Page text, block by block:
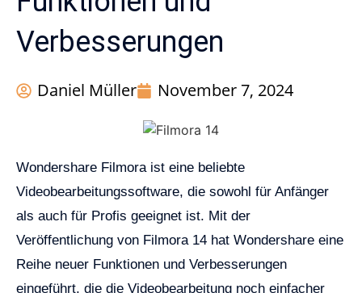
Verbesserungen
Daniel Müller November 7, 2024
Wondershare Filmora ist eine beliebte
Videobearbeitungssoftware, die sowohl für Anfänger
als auch für Profis geeignet ist. Mit der
Veröffentlichung von Filmora 14 hat Wondershare eine
Reihe neuer Funktionen und Verbesserungen
eingeführt, die die Videobearbeitung noch einfacher